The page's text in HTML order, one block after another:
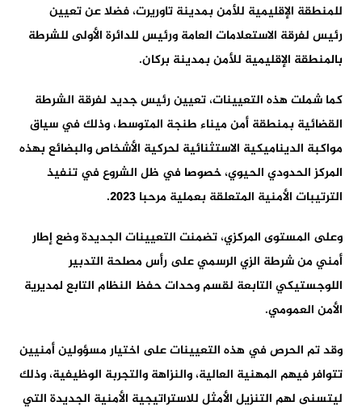
للمنطقة الإقليمية للأمن بمدينة تاوريرت، فضلا عن تعيين
رئيس لفرقة الاستعلامات العامة ورئيس للدائرة الأولى للشرطة
بالمنطقة الإقليمية للأمن بمدينة بركان.
كما شملت هذه التعيينات، تعيين رئيس جديد لفرقة الشرطة
القضائية بمنطقة أمن ميناء طنجة المتوسط، وذلك في سياق
مواكبة الديناميكية الاستثنائية لحركية الأشخاص والبضائع بهذه
المركز الحدودي الحيوي، خصوصا في ظل الشروع في تنفيذ
الترتيبات الأمنية المتعلقة بعملية مرحبا 2023.
وعلى المستوى المركزي، تضمنت التعيينات الجديدة وضع إطار
أمني من شرطة الزي الرسمي على رأس مصلحة التدبير
اللوجستيكي التابعة لقسم وحدات حفظ النظام التابع لمديرية
الأمن العمومي.
وقد تم الحرص في هذه التعيينات على اختيار مسؤولين أمنيين
تتوافر فيهم المهنية العالية، والنزاهة والتجربة الوظيفية، وذلك
ليتسنى لهم التنزيل الأمثل للاستراتيجية الأمنية الجديدة التي